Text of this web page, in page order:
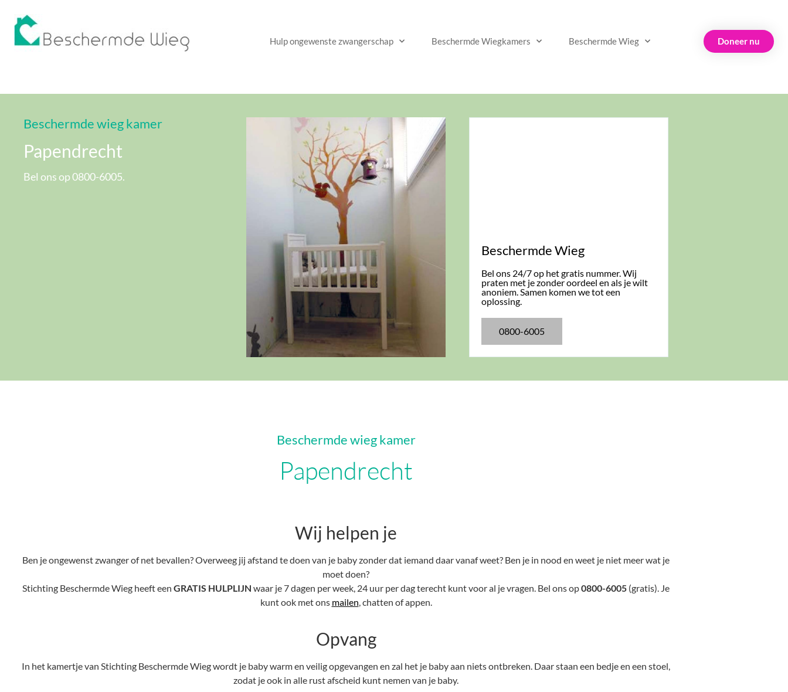
Hulp ongewenste zwangerschap Beschermde Wiegkamers Beschermde Wieg Doneer nu
Beschermde wieg kamer
Papendrecht
Bel ons op 0800-6005.
Beschermde Wieg
Bel ons 24/7 op het gratis nummer. Wij
praten met je zonder oordeel en als je wilt
anoniem. Samen komen we tot een
oplossing.
0800-6005
Beschermde wieg kamer
Papendrecht
Wij helpen je
Ben je ongewenst zwanger of net bevallen? Overweeg jij afstand te doen van je baby zonder dat iemand daar vanaf weet? Ben je in nood en weet je niet meer wat je
moet doen?
Stichting Beschermde Wieg heeft een GRATIS HULPLIJN waar je 7 dagen per week, 24 uur per dag terecht kunt voor al je vragen. Bel ons op0800-6005 (gratis). Je
kunt ook met ons mailen, chatten of appen.
Opvang
In het kamertje van Stichting Beschermde Wieg wordt je baby warm en veilig opgevangen en zal het je baby aan niets ontbreken. Daar staan een bedje en een stoel,
zodat je ook in alle rust afscheid kunt nemen van je baby.